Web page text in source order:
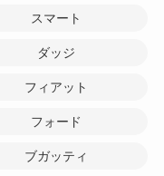
スマート
ダッジ
フィアット
フォード
ブガッティ